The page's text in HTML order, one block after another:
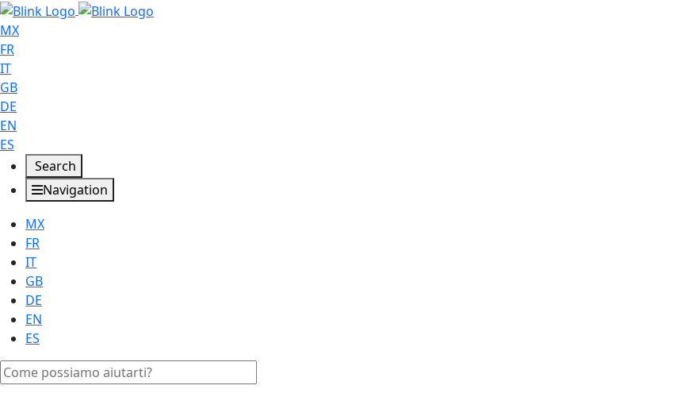
MX
FR
IT
GB
DE
EN
ES
Search
Navigation
MX
FR
IT
GB
DE
EN
ES